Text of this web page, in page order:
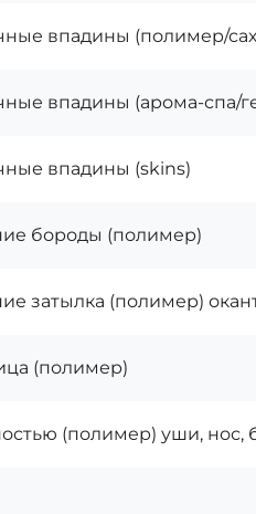
впадины (полимер/
впадины (арома-спа/
впадины (skins)
бороды (полимер)
затылка (полимер)
(полимер)
(полимер) уши, нос,